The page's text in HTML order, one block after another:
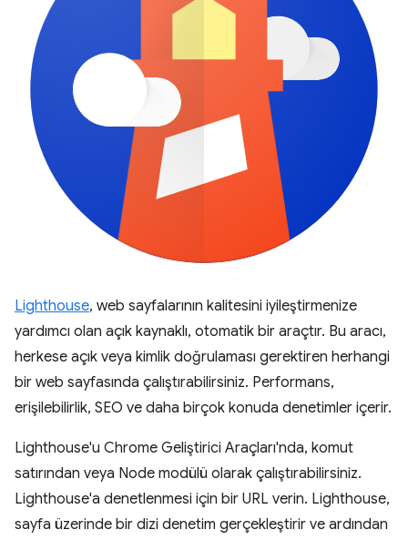
Lighthouse, web sayfalarının kalitesini iyileştirmenize
yardımcı olan açık kaynaklı, otomatik bir araçtır. Bu aracı,
herkese açık veya kimlik doğrulaması gerektiren herhangi
bir web sayfasında çalıştırabilirsiniz. Performans,
erişilebilirlik, SEO ve daha birçok konuda denetimler içerir.
Lighthouse'u Chrome Geliştirici Araçları'nda, komut
satırından veya Node modülü olarak çalıştırabilirsiniz.
Lighthouse'a denetlenmesi için bir URL verin. Lighthouse,
sayfa üzerinde bir dizi denetim gerçekleştirir ve ardından